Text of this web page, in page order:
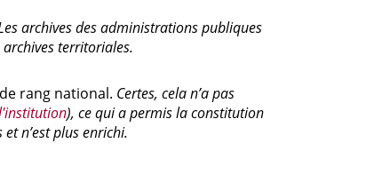
archives des administrations publiques
territoriales.
rang national. Certes, cela n’a pas
), ce qui a permis la constitution
n’est plus enrichi.